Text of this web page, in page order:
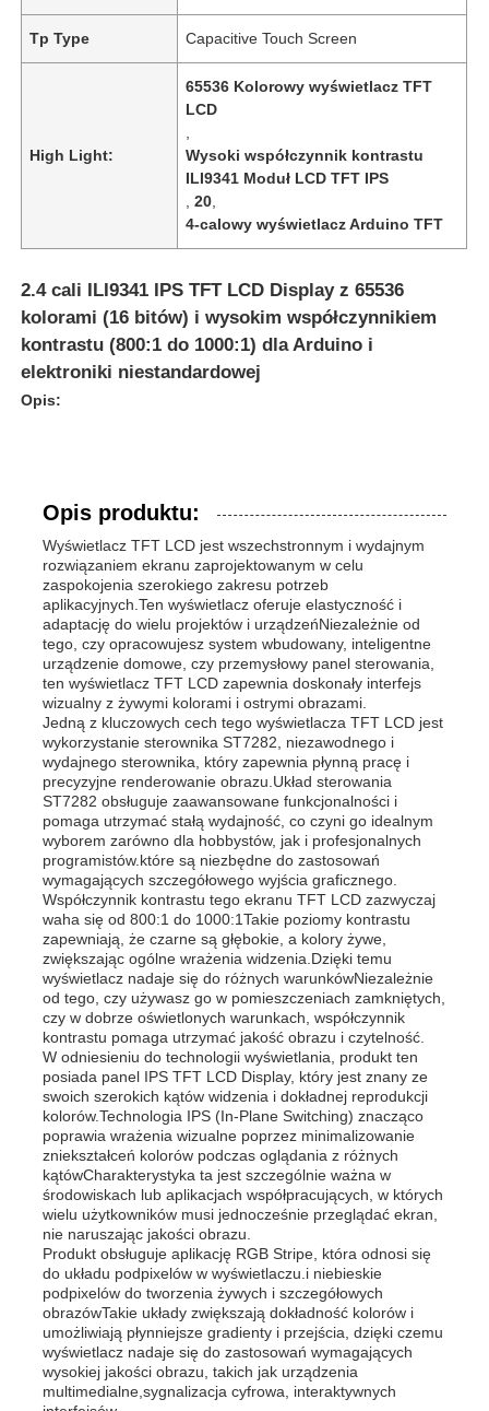
Do domu
Produkty
Filmy
O nas
Tp Type Capacitive Touch Screen
High Light:
65536 Kolorowy wyświetlacz TFT
LCD
Wysoki współczynnik kontrastu
ILI9341 Moduł LCD TFT IPS
,20
4-calowy wyświetlacz Arduino TFT
2.4 cali ILI9341 IPS TFT LCD Display z 65536
kolorami (16 bitów) i wysokim współczynnikiem
kontrastu (800:1 do 1000:1) dla Arduino i
elektroniki niestandardowej
Opis:
Opis produktu:
Wyświetlacz TFT LCD jest wszechstronnym i wydajnym
rozwiązaniem ekranu zaprojektowanym w celu
zaspokojenia szerokiego zakresu potrzeb
aplikacyjnych.Ten wyświetlacz oferuje elastyczność i
adaptację do wielu projektów i urządzeńNiezależnie od
tego, czy opracowujesz system wbudowany, inteligentne
urządzenie domowe, czy przemysłowy panel sterowania,
ten wyświetlacz TFT LCD zapewnia doskonały interfejs
wizualny z żywymi kolorami i ostrymi obrazami.
Jedną z kluczowych cech tego wyświetlacza TFT LCD jest
wykorzystanie sterownika ST7282, niezawodnego i
wydajnego sterownika, który zapewnia płynną pracę i
precyzyjne renderowanie obrazu.Układ sterowania
ST7282 obsługuje zaawansowane funkcjonalności i
pomaga utrzymać stałą wydajność, co czyni go idealnym
wyborem zarówno dla hobbystów, jak i profesjonalnych
programistów.które są niezbędne do zastosowań
wymagających szczegółowego wyjścia graficznego.
Współczynnik kontrastu tego ekranu TFT LCD zazwyczaj
waha się od 800:1 do 1000:1Takie poziomy kontrastu
zapewniają, że czarne są głębokie, a kolory żywe,
zwiększając ogólne wrażenia widzenia.Dzięki temu
wyświetlacz nadaje się do różnych warunkówNiezależnie
od tego, czy używasz go w pomieszczeniach zamkniętych,
czy w dobrze oświetlonych warunkach, współczynnik
kontrastu pomaga utrzymać jakość obrazu i czytelność.
W odniesieniu do technologii wyświetlania, produkt ten
posiada panel IPS TFT LCD Display, który jest znany ze
swoich szerokich kątów widzenia i dokładnej reprodukcji
kolorów.Technologia IPS (In-Plane Switching) znacząco
poprawia wrażenia wizualne poprzez minimalizowanie
zniekształceń kolorów podczas oglądania z różnych
kątówCharakterystyka ta jest szczególnie ważna w
środowiskach lub aplikacjach współpracujących, w których
wielu użytkowników musi jednocześnie przeglądać ekran,
nie naruszając jakości obrazu.
Produkt obsługuje aplikację RGB Stripe, która odnosi się
do układu podpixelów w wyświetlaczu.i niebieskie
podpixelów do tworzenia żywych i szczegółowych
obrazówTakie układy zwiększają dokładność kolorów i
umożliwiają płynniejsze gradienty i przejścia, dzięki czemu
wyświetlacz nadaje się do zastosowań wymagających
wysokiej jakości obrazu, takich jak urządzenia
multimedialne,sygnalizacja cyfrowa, interaktywnych